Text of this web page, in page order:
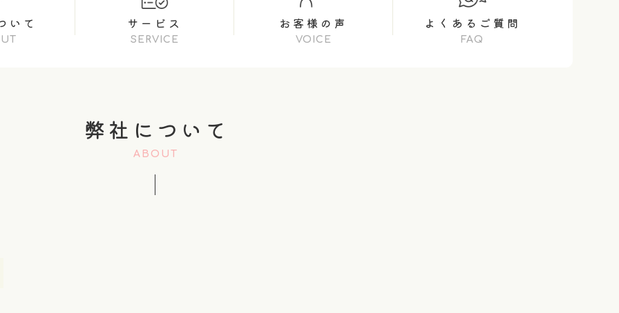
いて サービス
SERVICE
お客様の声
VOICE
よくあるご質問
FAQ
弊社について
ABOUT